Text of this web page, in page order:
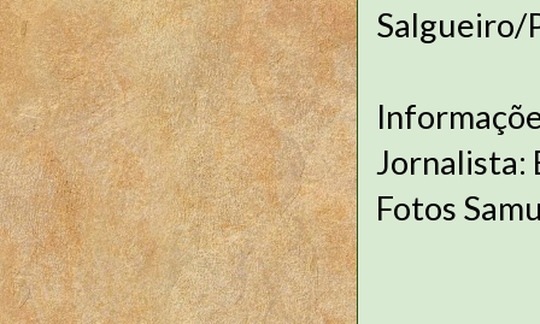
Salgueiro/
Jornalista:
Fotos